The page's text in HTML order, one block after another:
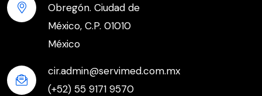
Obregón. Ciudad de
México, C.P. 01010
México
cir.admin@servimed.com.mx
(+52) 55 9171 9570